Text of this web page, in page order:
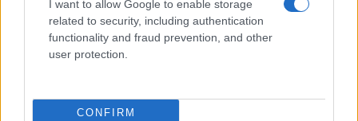
I want to allow Google to enable storage
related to security, including authentication
functionality and fraud prevention, and other
user protection.
CONFIRM
Zafferano.news
39